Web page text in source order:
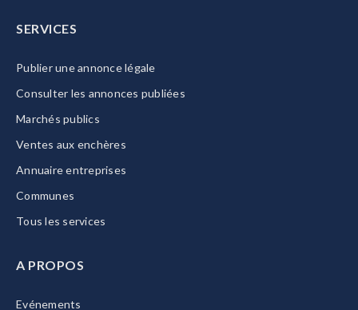
SERVICES
Publier une annonce légale
Consulter les annonces publiées
Marchés publics
Ventes aux enchères
Annuaire entreprises
Communes
Tous les services
A PROPOS
Evénements